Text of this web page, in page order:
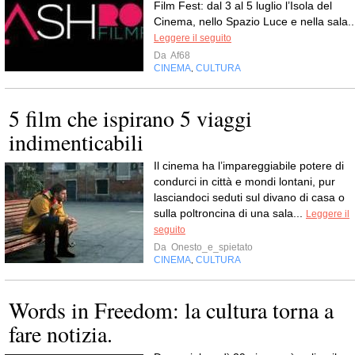
Film Fest: dal 3 al 5 luglio l’Isola del
Cinema, nello Spazio Luce e nella
Leggere il seguito
Da Af68
CINEMA CULTURA
5 film che ispirano 5 viaggi
indimenticabili
Il cinema ha l’impareggiabile potere di
condurci in città e mondi lontani, pur
lasciandoci seduti sul divano di casa o
sulla poltroncina di una sala...
Leggere il
seguito
Da Onesto_e_spietato
CINEMA CULTURA
Words in Freedom: la cultura torna a
fare notizia.